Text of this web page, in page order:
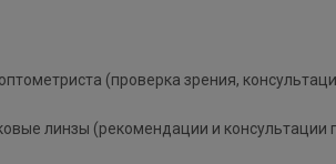
(проверка зрения,
линзы (рекомендации и консультации